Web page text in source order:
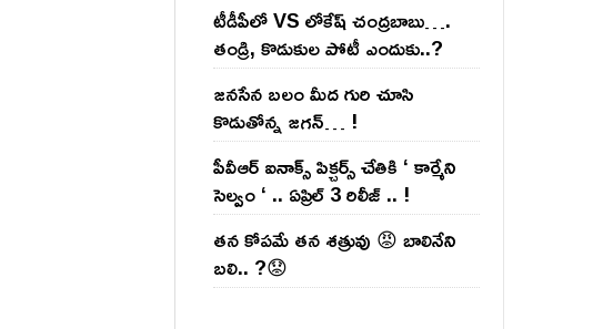
టీడీపీలో VS లోకేష్ చంద్ర‌బాబు….
తండ్రి, కొడుకుల పోటీ ఎందుకు..?
జ‌న‌సేన బ‌లం మీద గురి చూసి
కొడుతోన్న జ‌గ‌న్‌… !
పీవీఆర్ ఐనాక్స్ పిక్చర్స్ చేతికి ‘ కార్మేని
సెల్వం ‘ .. ఏప్రిల్ 3 రిలీజ్ .. !
తన కోపమే తన శత్రువు 😡 బాలినేని
బలి.. ?😟